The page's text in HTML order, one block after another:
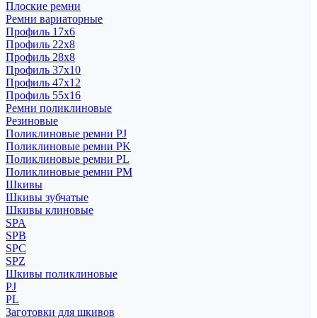
Плоские ремни
Ремни вариаторные
Профиль 17x6
Профиль 22x8
Профиль 28x8
Профиль 37x10
Профиль 47x12
Профиль 55x16
Ремни поликлиновые
Резиновые
Поликлиновые ремни PJ
Поликлиновые ремни PK
Поликлиновые ремни PL
Поликлиновые ремни PM
Шкивы
Шкивы зубчатые
Шкивы клиновые
SPA
SPB
SPC
SPZ
Шкивы поликлиновые
PJ
PL
Заготовки для шкивов